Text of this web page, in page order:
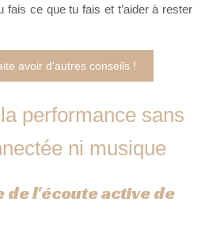
fais ce que tu fais et t’aider à rester
avoir d'autres conseils !
performance sans
ni musique
de l'écoute active de